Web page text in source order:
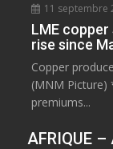
11 septembre
LME
rise since
Copper
(MNM Picture)
premiums...
AFRIQUE –